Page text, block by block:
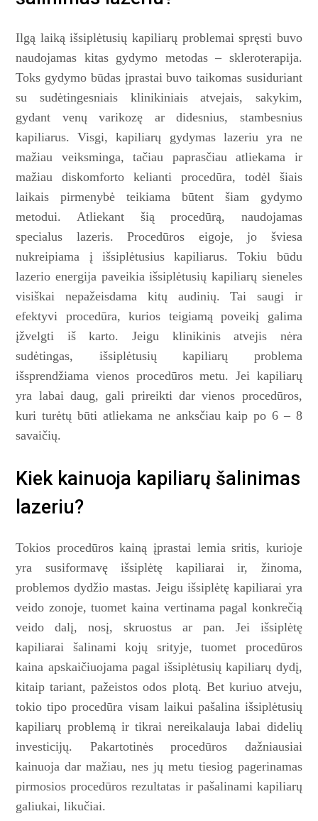
Ilgą laiką išsiplėtusių kapiliarų problemai spręsti buvo
naudojamas kitas gydymo metodas – skleroterapija.
Toks gydymo būdas įprastai buvo taikomas susiduriant
su sudėtingesniais klinikiniais atvejais, sakykim,
gydant venų varikozę ar didesnius, stambesnius
kapiliarus. Visgi, kapiliarų gydymas lazeriu yra ne
mažiau veiksminga, tačiau paprasčiau atliekama ir
mažiau diskomforto kelianti procedūra, todėl šiais
laikais pirmenybė teikiama būtent šiam gydymo
metodui. Atliekant šią procedūrą, naudojamas
specialus lazeris. Procedūros eigoje, jo šviesa
nukreipiama į išsiplėtusius kapiliarus. Tokiu būdu
lazerio energija paveikia išsiplėtusių kapiliarų sieneles
visiškai nepažeisdama kitų audinių. Tai saugi ir
efektyvi procedūra, kurios teigiamą poveikį galima
įžvelgti iš karto. Jeigu klinikinis atvejis nėra
sudėtingas, išsiplėtusių kapiliarų problema
išsprendžiama vienos procedūros metu. Jei kapiliarų
yra labai daug, gali prireikti dar vienos procedūros,
kuri turėtų būti atliekama ne anksčiau kaip po 6 – 8
savaičių.
Kiek kainuoja kapiliarų šalinimas
lazeriu?
Tokios procedūros kainą įprastai lemia sritis, kurioje
yra susiformavę išsiplėtę kapiliarai ir, žinoma,
problemos dydžio mastas. Jeigu išsiplėtę kapiliarai yra
veido zonoje, tuomet kaina vertinama pagal konkrečią
veido dalį, nosį, skruostus ar pan. Jei išsiplėtę
kapiliarai šalinami kojų srityje, tuomet procedūros
kaina apskaičiuojama pagal išsiplėtusių kapiliarų dydį,
kitaip tariant, pažeistos odos plotą. Bet kuriuo atveju,
tokio tipo procedūra visam laikui pašalina išsiplėtusių
kapiliarų problemą ir tikrai nereikalauja labai didelių
investicijų. Pakartotinės procedūros dažniausiai
kainuoja dar mažiau, nes jų metu tiesiog pagerinamas
pirmosios procedūros rezultatas ir pašalinami kapiliarų
galiukai, likučiai.